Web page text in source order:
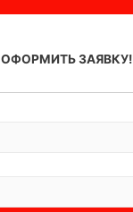
ОФОРМИТЬ ЗАЯВКУ!